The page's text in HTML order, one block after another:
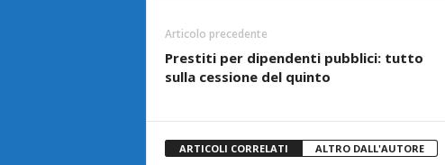
Articolo precedente
Prestiti per dipendenti pubblici: tutto
sulla cessione del quinto
ARTICOLI CORRELATI ALTRO DALL'AUTORE